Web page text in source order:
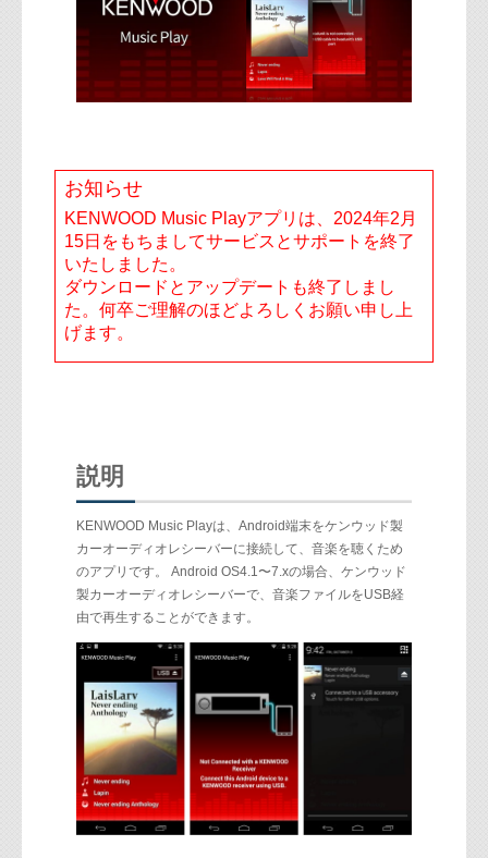
お知らせ
KENWOOD Music Playアプリは、2024年2月
15日をもちましてサービスとサポートを終了
いたしました。
ダウンロードとアップデートも終了しまし
た。何卒ご理解のほどよろしくお願い申し上
げます。
説明
KENWOOD Music Playは、Android端末をケンウッド製
カーオーディオレシーバーに接続して、音楽を聴くため
のアプリです。 Android OS4.1〜7.xの場合、ケンウッド
製カーオーディオレシーバーで、音楽ファイルをUSB経
由で再生することができます。